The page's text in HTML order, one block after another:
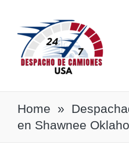
Home »
en Shawnee